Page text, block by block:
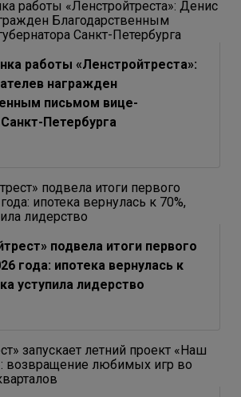
работы «Ленстройтреста»:
награжден
письмом вице-
Петербурга
подвела итоги первого
года: ипотека вернулась к
уступила лидерство